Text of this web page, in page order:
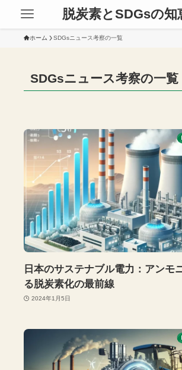
脱炭素とSDGsの知
ホーム SDGsニュース考察の一覧
SDGsニュース考察の一覧
日本のサステナブル電力：アンモ
る脱炭素化の最前線
2024年1月5日